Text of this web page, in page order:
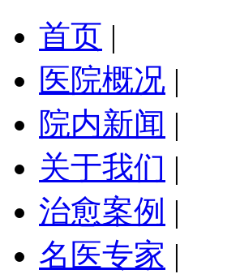
首页 |
医院概况 |
院内新闻 |
关于我们 |
治愈案例 |
名医专家 |